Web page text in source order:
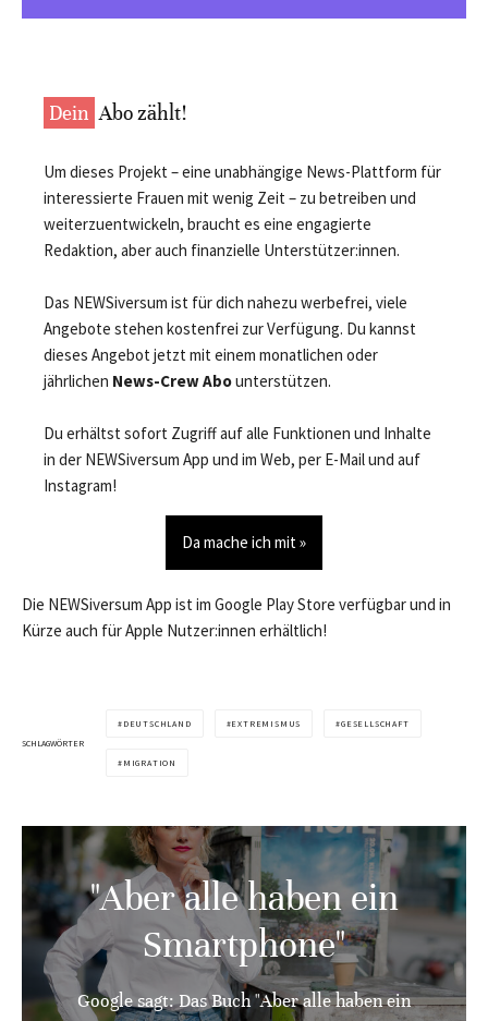
Dein Abo zählt!
Um dieses Projekt – eine unabhängige News-Plattform für
interessierte Frauen mit wenig Zeit – zu betreiben und
weiterzuentwickeln, braucht es eine engagierte
Redaktion, aber auch finanzielle Unterstützer:innen.
Das NEWSiversum ist für dich nahezu werbefrei, viele
Angebote stehen kostenfrei zur Verfügung. Du kannst
dieses Angebot jetzt mit einem monatlichen oder
jährlichen News-Crew Abounterstützen.
Du erhältst sofort Zugriff auf alle Funktionen und Inhalte
in der NEWSiversum App und im Web, per E-Mail und auf
Instagram!
Da mache ich mit »
Die NEWSiversum App ist im Google Play Store verfügbar und in
Kürze auch für Apple Nutzer:innen erhältlich!
SCHLAGWÖRTER
DEUTSCHLAND EXTREMISMUS GESELLSCHAFT
MIGRATION
"Aber alle haben ein
Smartphone"
Google sagt: Das Buch "Aber alle haben ein